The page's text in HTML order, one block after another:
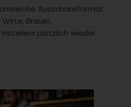
Ausschankformat
Brauer,
plötzlich wieder